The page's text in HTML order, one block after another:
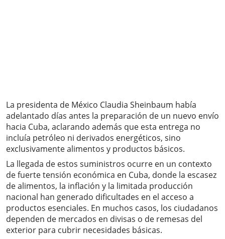
La presidenta de México Claudia Sheinbaum había
adelantado días antes la preparación de un nuevo envío
hacia Cuba, aclarando además que esta entrega no
incluía petróleo ni derivados energéticos, sino
exclusivamente alimentos y productos básicos.
La llegada de estos suministros ocurre en un contexto
de fuerte tensión económica en Cuba, donde la escasez
de alimentos, la inflación y la limitada producción
nacional han generado dificultades en el acceso a
productos esenciales. En muchos casos, los ciudadanos
dependen de mercados en divisas o de remesas del
exterior para cubrir necesidades básicas.